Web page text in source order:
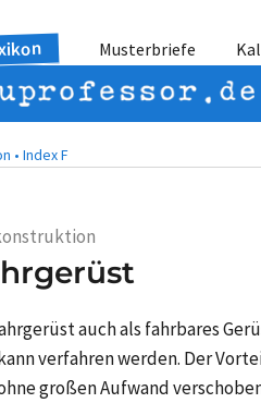
Musterbriefe
• Index F
auch als fahrbares
verfahren werden. Der
großen Aufwand